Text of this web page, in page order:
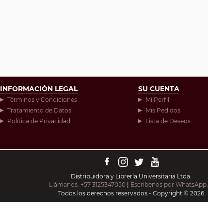
INFORMACIÓN LEGAL
Términos y Condiciones
Tratamiento de Datos
Política de Privacidad
SU CUENTA
Mi Perfil
Mis Pedidos
Lista de Deseos
Distribuidora y Librería Universitaria Ltda.
Llámanos: +57 3125347050
Escríbenos por WhatsApp:
Todos los derechos reservados - Copyright © 2026